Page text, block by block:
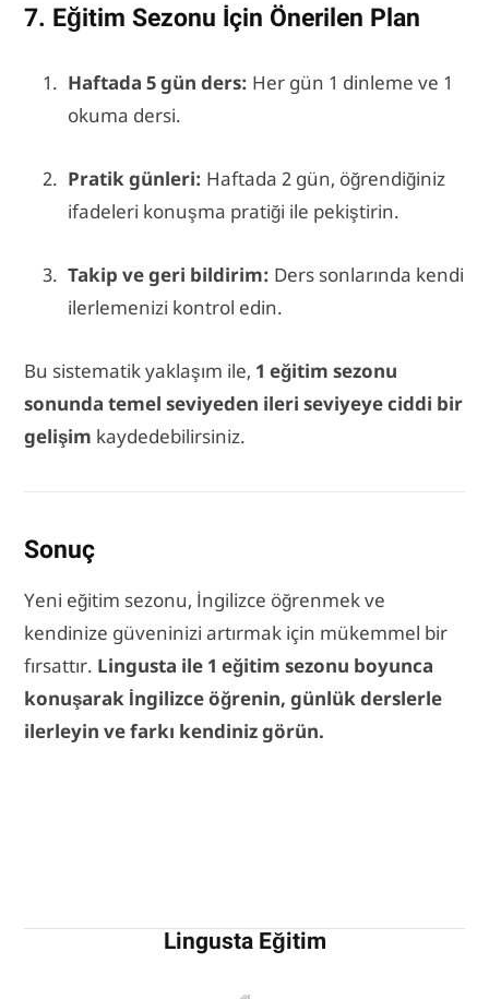
7. Eğitim Sezonu İçin Önerilen Plan
Haftada 5 gün ders: Her gün 1 dinleme ve 1
okuma dersi.
Pratik günleri: Haftada 2 gün, öğrendiğiniz
ifadeleri konuşma pratiği ile pekiştirin.
Takip ve geri bildirim: Ders sonlarında kendi
ilerlemenizi kontrol edin.
Bu sistematik yaklaşım ile, 1 eğitim sezonu
sonunda temel seviyeden ileri seviyeye ciddi bir
gelişim kaydedebilirsiniz.
Sonuç
Yeni eğitim sezonu, İngilizce öğrenmek ve
kendinize güveninizi artırmak için mükemmel bir
fırsattır. Lingusta ile 1 eğitim sezonu boyunca
konuşarak İngilizce öğrenin, günlük derslerle
ilerleyin ve farkı kendiniz görün.
Lingusta Eğitim